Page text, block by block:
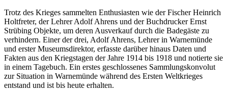
Trotz des Krieges sammelten Enthusiasten wie der Fischer Heinrich
Holtfreter, der Lehrer Adolf Ahrens und der Buchdrucker Ernst
Strübing Objekte, um deren Ausverkauf durch die Badegäste zu
verhindern. Einer der drei, Adolf Ahrens, Lehrer in Warnemünde
und erster Museumsdirektor, erfasste darüber hinaus Daten und
Fakten aus den Kriegstagen der Jahre 1914 bis 1918 und notierte sie
in einem Tagebuch. Ein erstes geschlossenes Sammlungskonvolut
zur Situation in Warnemünde während des Ersten Weltkrieges
entstand und ist bis heute erhalten.